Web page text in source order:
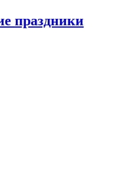
праздники